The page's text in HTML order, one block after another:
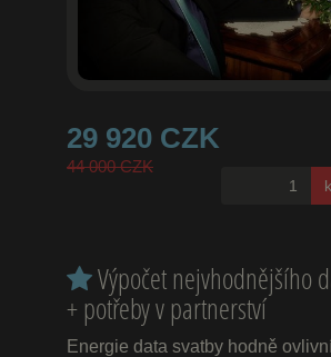
44 000 CZK
29 920 CZK
Výpočet nejvhodnějšího
+ potřeby v partnerství
Energie data svatby hodně